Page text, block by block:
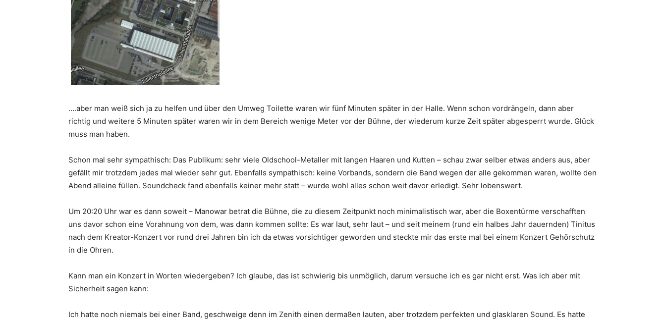
….aber man weiß sich ja zu helfen und über den Umweg Toilette waren wir fünf Minuten später in der Halle. Wenn schon vordrängeln, dann aber
richtig und weitere 5 Minuten später waren wir in dem Bereich wenige Meter vor der Bühne, der wiederum kurze Zeit später abgesperrt wurde. Glück
muss man haben.
Schon mal sehr sympathisch: Das Publikum: sehr viele Oldschool-Metaller mit langen Haaren und Kutten – schau zwar selber etwas anders aus, aber
gefällt mir trotzdem jedes mal wieder sehr gut. Ebenfalls sympathisch: keine Vorbands, sondern die Band wegen der alle gekommen waren, wollte den
Abend alleine füllen. Soundcheck fand ebenfalls keiner mehr statt – wurde wohl alles schon weit davor erledigt. Sehr lobenswert.
Um 20:20 Uhr war es dann soweit – Manowar betrat die Bühne, die zu diesem Zeitpunkt noch minimalistisch war, aber die Boxentürme verschafften
uns davor schon eine Vorahnung von dem, was dann kommen sollte: Es war laut, sehr laut – und seit meinem (rund ein halbes Jahr dauernden) Tinitus
nach dem Kreator-Konzert vor rund drei Jahren bin ich da etwas vorsichtiger geworden und steckte mir das erste mal bei einem Konzert Gehörschutz
in die Ohren.
Kann man ein Konzert in Worten wiedergeben? Ich glaube, das ist schwierig bis unmöglich, darum versuche ich es gar nicht erst. Was ich aber mit
Sicherheit sagen kann:
Ich hatte noch niemals bei einer Band, geschweige denn im Zenith einen dermaßen lauten, aber trotzdem perfekten und glasklaren Sound. Es hatte